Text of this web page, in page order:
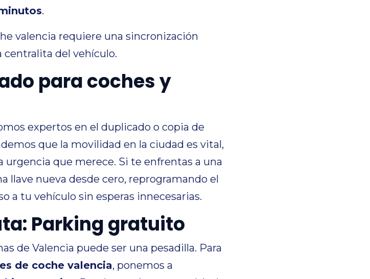
.
valencia requiere una sincronización
del vehículo.
para coches y
expertos en el duplicado o copia de
que la movilidad en la ciudad es vital,
urgencia que merece. Si te enfrentas a una
llave nueva desde cero, reprogramando el
a tu vehículo sin esperas innecesarias.
Parking gratuito
de Valencia puede ser una pesadilla. Para
de coche valencia, ponemos a